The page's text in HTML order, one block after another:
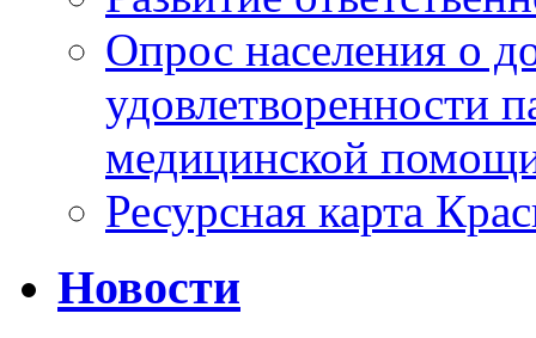
Опрос населения о
удовлетворенности
медицинской
Ресурсная карта
Новости